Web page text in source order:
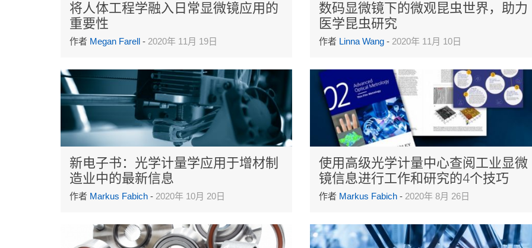
将人体工程学融入日常显微镜应用的
重要性
作者 Megan Farell - 2020年 11月 19日
数码显微镜下的微观昆虫世界，助力
医学昆虫研究
作者 Linna Wang - 2020年 11月 10日
新电子书：光学计量学应用于增材制
造业中的最新信息
作者 Markus Fabich - 2020年 10月 20日
使用高级光学计量中心查阅工业显微
镜信息进行工作和研究的4个技巧
作者 Markus Fabich - 2020年 8月 26日